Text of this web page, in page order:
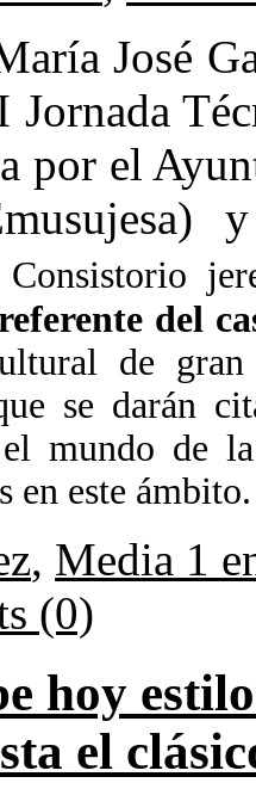
José
Jornada
por el
del
de
se darán
mundo de
en este
, Media 1
(0)
hoy
el